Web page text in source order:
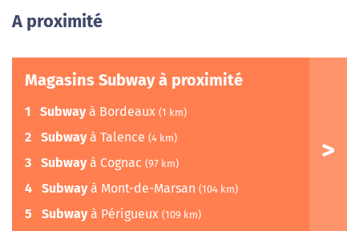
A proximité
Magasins Subway à proximité
1 Subwayà Bordeaux (1 km)
2 Subwayà Talence (4 km)
3 Subwayà Cognac (97 km)
4 Subwayà Mont-de-Marsan (104 km)
5 Subwayà Périgueux (109 km)